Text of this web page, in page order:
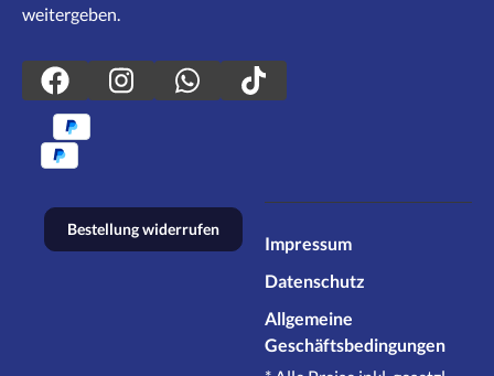
weitergeben.
Bestellung widerrufen
Impressum
Datenschutz
Allgemeine
Geschäftsbedingungen